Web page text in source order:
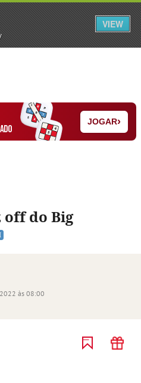
Assine Iniciar Sessão
JOGAR›
do Big
às 08:00
VIEW